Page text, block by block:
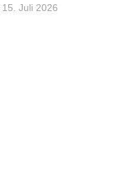
15. Juli 2026